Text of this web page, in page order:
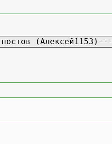
(Алексей1153)---